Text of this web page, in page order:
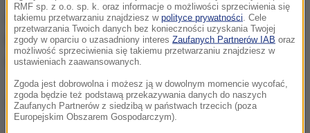
Śledczy podkreślają, żesprawa jest rozwojowa, a
lista zarzutów wobec tych mężczyzn może być
dłuższa. Mężczyźni pozostają pod dozorem policji.
Dalsza część artykułu pod materiałem video:
RMF sp. z o.o. sp. k. oraz informacje o możliwości sprzeciwienia się
takiemu przetwarzaniu znajdziesz w polityce prywatności . Cele
przetwarzania Twoich danych bez konieczności uzyskania Twojej
zgody w oparciu o uzasadniony interes Zaufanych Partnerów IAB oraz
możliwość sprzeciwienia się takiemu przetwarzaniu znajdziesz w
ustawieniach zaawansowanych.
Zgoda jest dobrowolna i możesz ją w dowolnym momencie wycofać,
zgoda będzie też podstawą przekazywania danych do naszych
Zaufanych Partnerów z siedzibą w państwach trzecich (poza
Europejskim Obszarem Gospodarczym).